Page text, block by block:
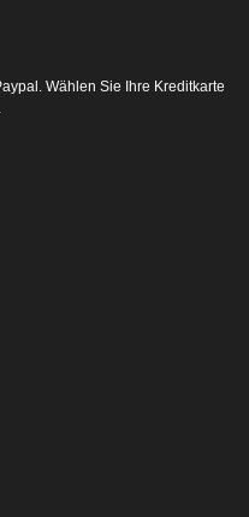
Wählen Sie Ihre Kreditkarte